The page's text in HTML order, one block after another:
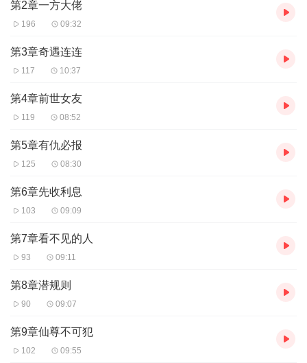
第2章一方大佬
196 09:32
第3章奇遇连连
117 10:37
第4章前世女友
119 08:52
第5章有仇必报
125 08:30
第6章先收利息
103 09:09
第7章看不见的人
93 09:11
第8章潜规则
90 09:07
第9章仙尊不可犯
102 09:55